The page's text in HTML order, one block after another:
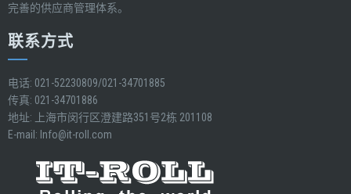
完善的供应商管理体系。
联系方式
电话: 021-52230809/021-34701885
传真: 021-34701886
地址: 上海市闵行区澄建路351号2栋 201108
E-mail: Info@it-roll.com